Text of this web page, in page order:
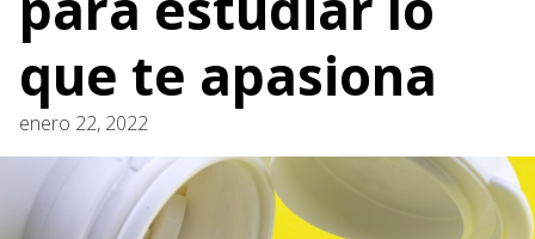
que te apasiona
enero 22, 2022